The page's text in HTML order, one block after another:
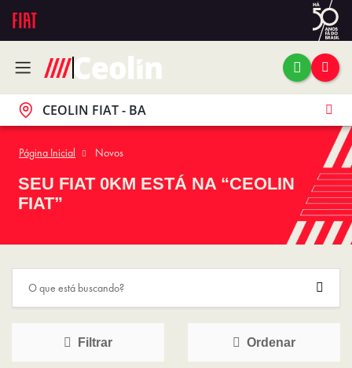
CEOLIN FIAT - BA
Página Inicial Novos
SEU FIAT 0KM ESTÁ NA “CEOLIN
FIAT”
Filtrar Ordenar